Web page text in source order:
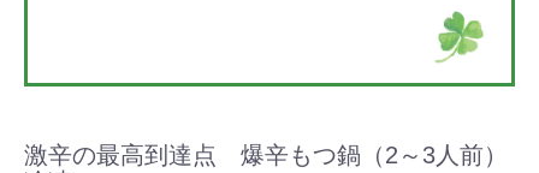
激辛の最高到達点 爆辛もつ鍋（2～3人前）